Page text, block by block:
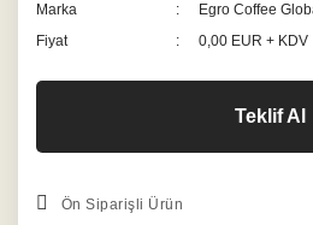
Marka
Egro Coffee
Fiyat
0,00 EUR + KDV
Teklif Al
Ön Siparişli Ürün